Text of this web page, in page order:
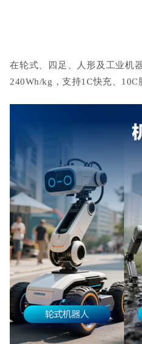
在轮式、四足、人形及工业机
240Wh/kg ，支持1C快充、 10C